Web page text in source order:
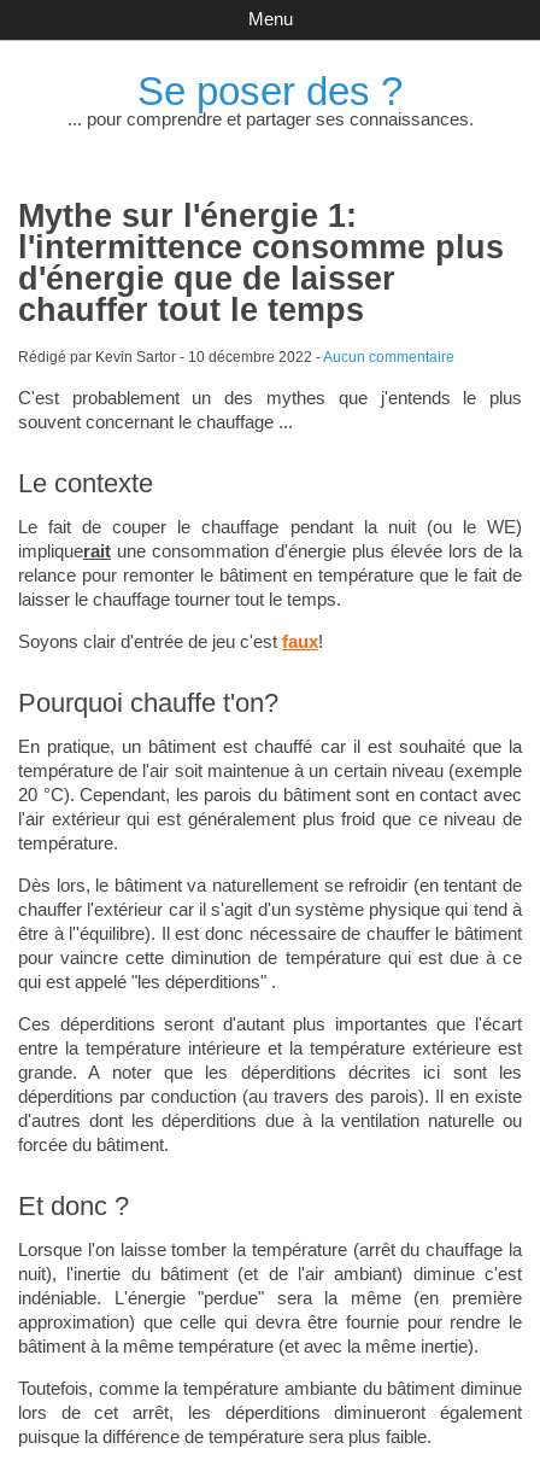
Se poser des ?
... pour comprendre et partager ses connaissances.
Menu
Mythe sur l'énergie 1:
l'intermittence consomme plus
d'énergie que de laisser
chauffer tout le temps
Rédigé par Kevin Sartor - 10 décembre 2022 -Aucun commentaire
C'est probablement un des mythes que j'entends le plus
souvent concernant le chauffage ...
Le contexte
Le fait de couper le chauffage pendant la nuit (ou le WE)
impliqueraitune consommation d'énergie plus élevée lors de la
relance pour remonter le bâtiment en température que le fait de
laisser le chauffage tourner tout le temps.
Soyons clair d'entrée de jeu c'est faux!
Pourquoi chauffe t'on?
En pratique, un bâtiment est chauffé car il est souhaité que la
température de l'air soit maintenue à un certain niveau (exemple
20 °C). Cependant, les parois du bâtiment sont en contact avec
l'air extérieur qui est généralement plus froid que ce niveau de
température.
Dès lors, le bâtiment va naturellement se refroidir (en tentant de
chauffer l'extérieur car il s'agit d'un système physique qui tend à
être à l''équilibre). Il est donc nécessaire de chauffer le bâtiment
pour vaincre cette diminution de température qui est due à ce
qui est appelé "les déperditions" .
Ces déperditions seront d'autant plus importantes que l'écart
entre la température intérieure et la température extérieure est
grande. A noter que les déperditions décrites ici sont les
déperditions par conduction (au travers des parois). Il en existe
d'autres dont les déperditions due à la ventilation naturelle ou
forcée du bâtiment.
Et donc ?
Lorsque l'on laisse tomber la température (arrêt du chauffage la
nuit), l'inertie du bâtiment (et de l'air ambiant) diminue c'est
indéniable. L'énergie "perdue" sera la même (en première
approximation) que celle qui devra être fournie pour rendre le
bâtiment à la même température (et avec la même inertie).
Toutefois, comme la température ambiante du bâtiment diminue
lors de cet arrêt, les déperditions diminueront également
puisque la différence de température sera plus faible.